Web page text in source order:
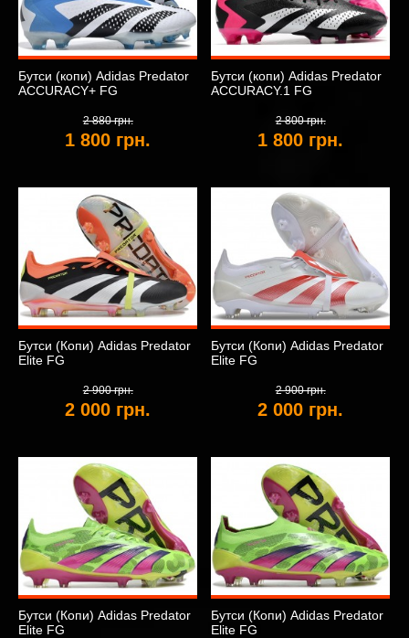
Бутси (копи) Adidas Predator
ACCURACY+ FG
2 880 грн.
1 800 грн.
Бутси (копи) Adidas Predator
ACCURACY.1 FG
2 800 грн.
1 800 грн.
Бутси (Копи) Adidas Predator
Elite FG
2 900 грн.
2 000 грн.
Бутси (Копи) Adidas Predator
Elite FG
2 900 грн.
2 000 грн.
Бутси (Копи) Adidas Predator
Elite FG
Бутси (Копи) Adidas Predator
Elite FG